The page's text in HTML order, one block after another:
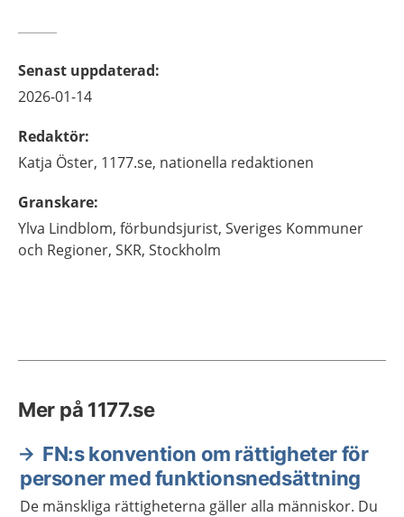
Senast uppdaterad:
2026-01-14
Redaktör:
Katja Öster, 1177.se, nationella redaktionen
Granskare:
Ylva Lindblom, förbundsjurist, Sveriges Kommuner
och Regioner, SKR, Stockholm
Mer på 1177.se
FN:s konvention om rättigheter för
personer med funktionsnedsättning
De mänskliga rättigheterna gäller alla människor. Du